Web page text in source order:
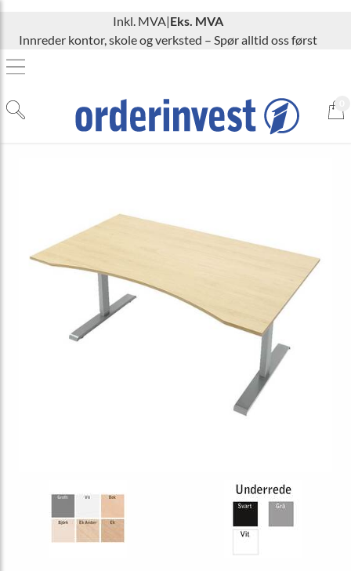
Inkl. MVA|Eks. MVA
Innreder kontor, skole og verksted – Spør alltid oss først